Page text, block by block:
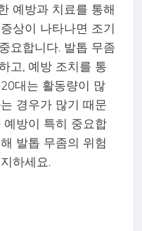
예방과 치료를 통해
상이 나타나면 조기
요합니다. 발톱 무좀
고, 예방 조치를 통
대는 활동량이 많
경우가 많기 때문
예방이 특히 중요합
발톱 무좀의 위험
하세요.